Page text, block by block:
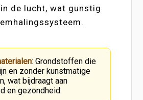
de lucht, wat gunstig
: Grondstoffen die
en zonder kunstmatige
wat bijdraagt aan
en gezondheid.